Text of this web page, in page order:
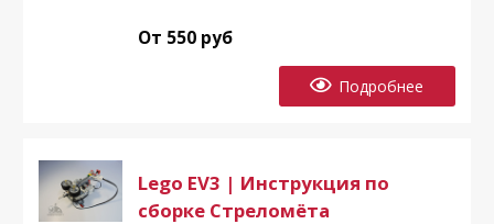
От 550 руб
Подробнее
Lego EV3 | Инструкция по
сборке Стреломёта